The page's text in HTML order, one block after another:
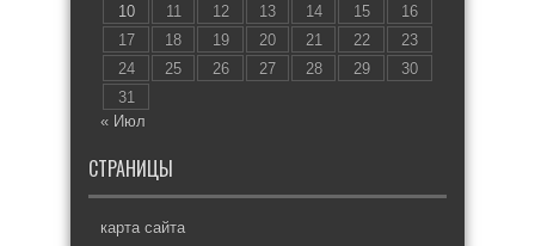
10
11 12 13 14 15
16
17
18 19 20 21 22
23
24
25 26 27 28 29
30
31
« Июл
СТРАНИЦЫ
карта сайта